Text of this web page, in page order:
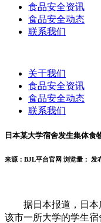
食品安全资讯
食品安全动态
联系我们
关于我们
食品安全资讯
食品安全动态
联系我们
日本某大学宿舍发生集体食
来源：BJL平台官网 浏览量： 发
据日本报道，日本
该市一所大学的学生宿